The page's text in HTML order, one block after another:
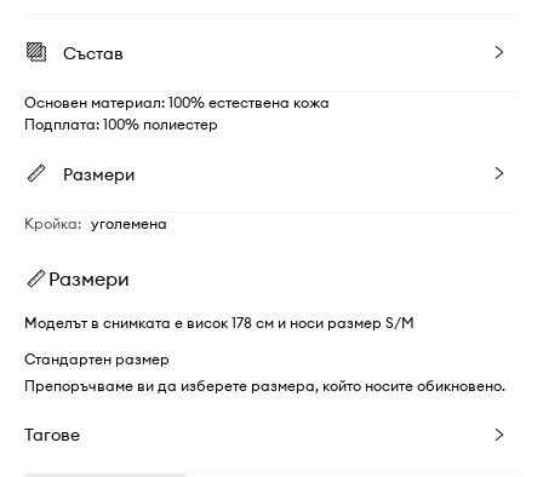
Състав
Основен материал: 100% естествена кожа
Подплата: 100% полиестер
Размери
Кройка: уголемена
Размери
Моделът в снимката е висок 178 см и носи размер S/M
Стандартен размер
Препоръчваме ви да изберете размера, който носите обикновено.
Тагове